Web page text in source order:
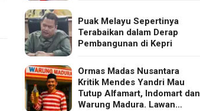
Puak Melayu Sepertinya
Terabaikan dalam Derap
Pembangunan di Kepri
Ormas Madas Nusantara
Kritik Mendes Yandri Mau
Tutup Alfamart, Indomart dan
Warung Madura. Lawan